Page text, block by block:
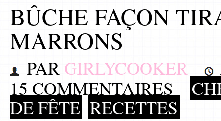
BÛCHE FAÇON
MARRONS
PAR GIRLYCOOKER
15 COMMENTAIRES
DE FÊTE RECETTES